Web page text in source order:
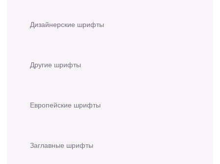
Дизайнерские шрифты
Другие шрифты
Европейские шрифты
Заглавные шрифты